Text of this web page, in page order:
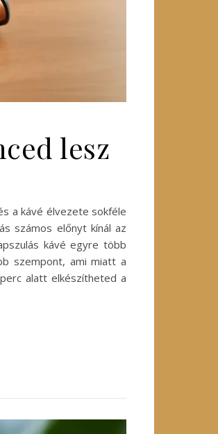
lesz
a kávé élvezete sokféle
számos előnyt kínál az
kávé egyre több
szempont, ami miatt a
alatt elkészítheted a